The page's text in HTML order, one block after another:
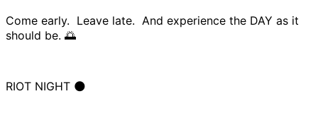
Come early. Leave late. And experience the DAY as it
should be. 🌅
RIOT NIGHT 🌑